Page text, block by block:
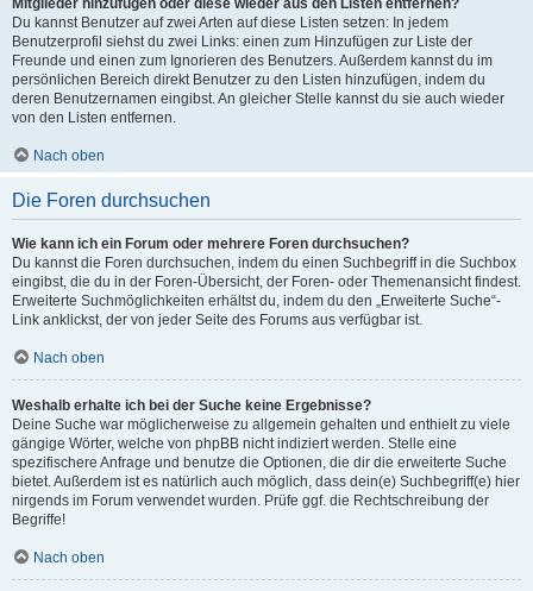
Mitglieder hinzufügen oder diese wieder aus den Listen entfernen?
Du kannst Benutzer auf zwei Arten auf diese Listen setzen: In jedem
Benutzerprofil siehst du zwei Links: einen zum Hinzufügen zur Liste der
Freunde und einen zum Ignorieren des Benutzers. Außerdem kannst du im
persönlichen Bereich direkt Benutzer zu den Listen hinzufügen, indem du
deren Benutzernamen eingibst. An gleicher Stelle kannst du sie auch wieder
von den Listen entfernen.
Nach oben
Die Foren durchsuchen
Wie kann ich ein Forum oder mehrere Foren durchsuchen?
Du kannst die Foren durchsuchen, indem du einen Suchbegriff in die Suchbox
eingibst, die du in der Foren-Übersicht, der Foren- oder Themenansicht findest.
Erweiterte Suchmöglichkeiten erhältst du, indem du den „Erweiterte Suche“-
Link anklickst, der von jeder Seite des Forums aus verfügbar ist.
Nach oben
Weshalb erhalte ich bei der Suche keine Ergebnisse?
Deine Suche war möglicherweise zu allgemein gehalten und enthielt zu viele
gängige Wörter, welche von phpBB nicht indiziert werden. Stelle eine
spezifischere Anfrage und benutze die Optionen, die dir die erweiterte Suche
bietet. Außerdem ist es natürlich auch möglich, dass dein(e) Suchbegriff(e) hier
nirgends im Forum verwendet wurden. Prüfe ggf. die Rechtschreibung der
Begriffe!
Nach oben